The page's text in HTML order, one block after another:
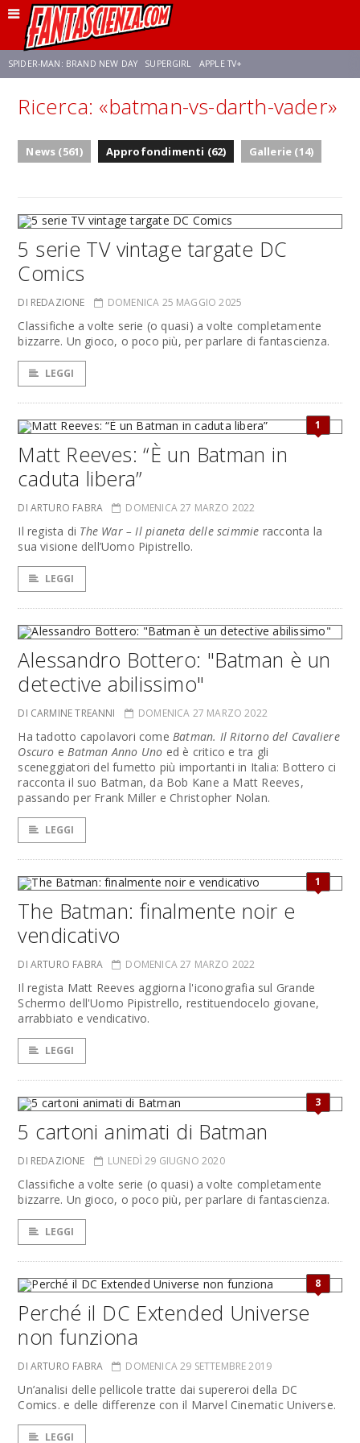
SPIDER-MAN: BRAND NEW DAY SUPERGIRL APPLE TV+
FRANCO RICCIARDIELLO ZENDAYA STAR TREK AVENGERS: DOOMSDAY
Ricerca: «batman-vs-darth-vader»
News (561) Approfondimenti (62) Gallerie (14)
5 serie TV vintage targate DC
Comics
DI REDAZIONE DOMENICA 25 MAGGIO 2025
Classifiche a volte serie (o quasi) a volte completamente
bizzarre. Un gioco, o poco più, per parlare di fantascienza.
LEGGI
1
Matt Reeves: “È un Batman in
caduta libera”
DI ARTURO FABRA DOMENICA 27 MARZO 2022
Il regista di The War – Il pianeta delle scimmie racconta la
sua visione dell’Uomo Pipistrello.
LEGGI
Alessandro Bottero: "Batman è un
detective abilissimo"
DI CARMINE TREANNI DOMENICA 27 MARZO 2022
Ha tadotto capolavori comeBatman. Il Ritorno del Cavaliere
Oscuro eBatman Anno Uno ed è critico e tra gli
sceneggiatori del fumetto più importanti in Italia: Bottero ci
racconta il suo Batman, da Bob Kane a Matt Reeves,
passando per Frank Miller e Christopher Nolan.
LEGGI
1
The Batman: finalmente noir e
vendicativo
DI ARTURO FABRA DOMENICA 27 MARZO 2022
Il regista Matt Reeves aggiorna l'iconografia sul Grande
Schermo dell'Uomo Pipistrello, restituendocelo giovane,
arrabbiato e vendicativo.
LEGGI
3
5 cartoni animati di Batman
DI REDAZIONE LUNEDÌ 29 GIUGNO 2020
Classifiche a volte serie (o quasi) a volte completamente
bizzarre. Un gioco, o poco più, per parlare di fantascienza.
LEGGI
8
Perché il DC Extended Universe
non funziona
DI ARTURO FABRA DOMENICA 29 SETTEMBRE 2019
Un’analisi delle pellicole tratte dai supereroi della DC
Comics. e delle differenze con il Marvel Cinematic Universe.
LEGGI